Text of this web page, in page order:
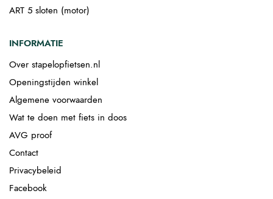
ART 5 sloten (motor)
INFORMATIE
Over stapelopfietsen.nl
Openingstijden winkel
Algemene voorwaarden
Wat te doen met fiets in doos
AVG proof
Contact
Privacybeleid
Facebook